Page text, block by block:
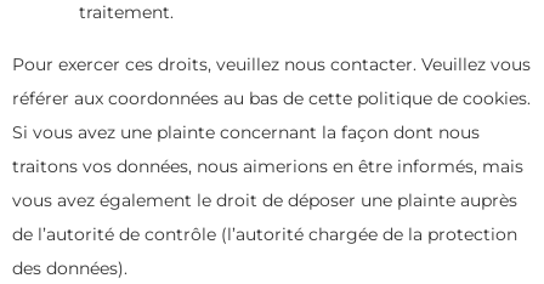
traitement.
Pour exercer ces droits, veuillez nous contacter. Veuillez vous
référer aux coordonnées au bas de cette politique de cookies.
Si vous avez une plainte concernant la façon dont nous
traitons vos données, nous aimerions en être informés, mais
vous avez également le droit de déposer une plainte auprès
de l’autorité de contrôle (l’autorité chargée de la protection
des données).